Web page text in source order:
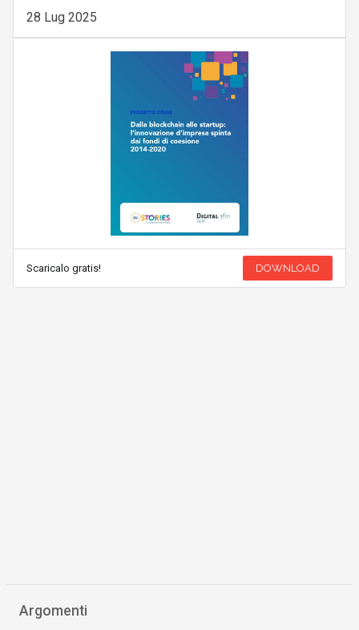
28 Lug 2025
Scaricalo gratis! DOWNLOAD
Argomenti